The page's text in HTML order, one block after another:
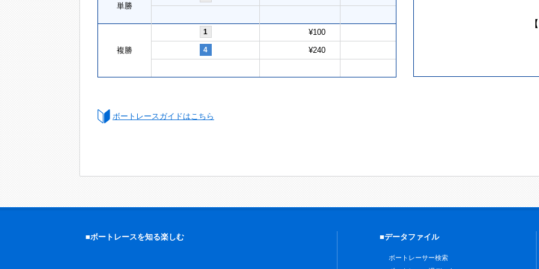
単勝
複勝
1 ¥100
4 ¥240
ボートレースガイドはこちら
■ボートレースを知る楽しむ ■データファイル
ボートレーサー検索